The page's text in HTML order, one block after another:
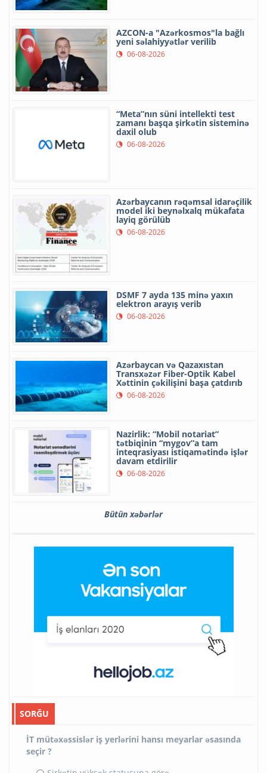
AZCON-a "Azərkosmos"la bağlı
yeni səlahiyyətlər verilib
06-08-2026
“Meta”nın süni intellekti test
zamanı başqa şirkətin sisteminə
daxil olub
06-08-2026
Azərbaycanın rəqəmsal idarəçilik
model iki beynəlxalq mükafata
layiq görülüb
06-08-2026
DSMF 7 ayda 135 minə yaxın
elektron arayış verib
06-08-2026
Azərbaycan və Qazaxıstan
Transxəzər Fiber-Optik Kabel
Xəttinin çəkilişini başa çatdırıb
06-08-2026
Nazirlik: “Mobil notariat”
tətbiqinin “mygov”a tam
inteqrasiyası istiqamətində işlər
davam etdirilir
06-08-2026
Bütün xəbərlər
SORĞU
İT mütəxəssislər iş yerlərini hansı meyarlar əsasında
seçir ?